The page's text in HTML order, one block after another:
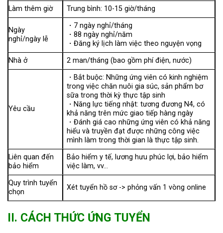
Làm thêm giờ
Trung bình: 10-15 giờ/tháng
Ngày
nghỉ/ngày lễ
・7 ngày nghỉ/tháng
・88 ngày nghỉ/năm
・Đăng ký lịch làm việc theo nguyện vọng
Nhà ở
2 man/tháng (bao gồm phí điện, nước)
Yêu cầu
・Bắt buộc: Những ứng viên có kinh nghiệm
trong việc chăn nuôi gia súc, sản phẩm bơ
sữa trong thời kỳ thực tập sinh
・Năng lực tiếng nhật: tương đương N4, có
khả năng trên mức giao tiếp hàng ngày
・Đánh giá cao những ứng viên có khả năng
hiểu và truyền đạt được những công việc
mình làm trong thời gian là thực tập sinh.
Liên quan đến
bảo hiểm
Bảo hiểm y tế, lương hưu phúc lợi, bảo hiểm
việc làm, vv…
Quy trình tuyển
chọn
Xét tuyển hồ sơ -> phỏng vấn 1 vòng online
II. CÁCH THỨC ỨNG TUYỂN